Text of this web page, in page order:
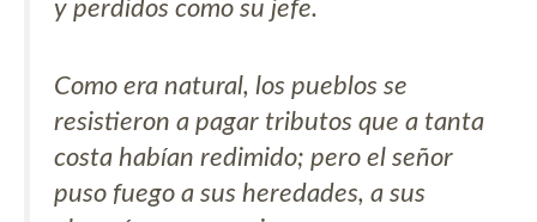
y perdidos como su jefe.
Como era natural, los pueblos se
resistieron a pagar tributos que a tanta
costa habían redimido; pero el señor
puso fuego a sus heredades, a sus